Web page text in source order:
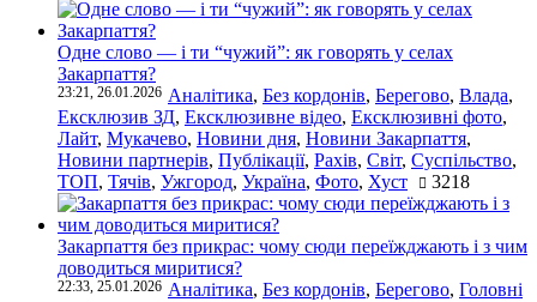
Одне слово — і ти “чужий”: як говорять у селах
Закарпаття?
23:21, 26.01.2026 Аналітика, Без кордонів, Берегово, Влада,
Ексклюзив ЗД, Ексклюзивне відео, Ексклюзивні фото,
Лайт, Мукачево, Новини дня, Новини Закарпаття,
Новини партнерів, Публікації, Рахів, Світ, Суспільство,
ТОП, Тячів, Ужгород, Україна, Фото, Хуст 3218
Закарпаття без прикрас: чому сюди переїжджають і з чим
доводиться миритися?
22:33, 25.01.2026 Аналітика, Без кордонів, Берегово, Головні